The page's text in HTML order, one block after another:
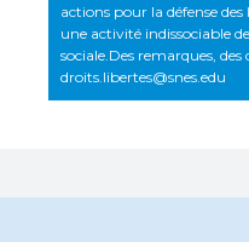
actions pour la défense
une activité indissociable
sociale.Des remarques,
droits.libertes@snes.edu